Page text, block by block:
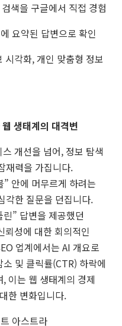
색을 구글에서 직접 경험
요약된 답변으로 확인
시각화, 개인 맞춤형 정보
생태계의 대격변
개선을 넘어, 정보 탐색
재력을 가집니다.
안에 머무르게 하려는
각한 질문을 던집니다.
” 답변을 제공했던
뢰성에 대한 회의적인
업계에서는 AI 개요로
및 클릭률(CTR) 하락에
이는 웹 생태계의 경제
한 변화입니다.
아스트라